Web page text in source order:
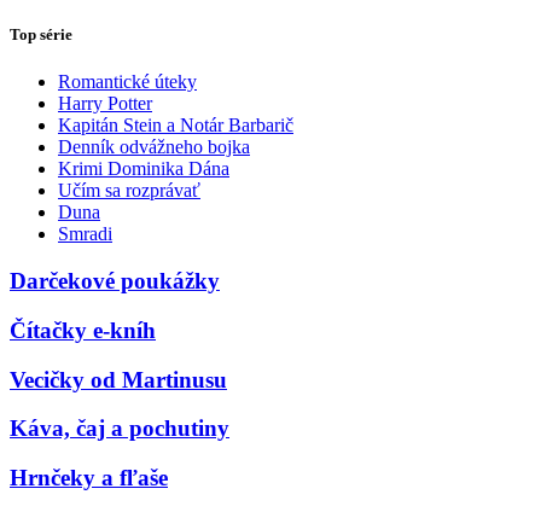
Top série
Romantické úteky
Harry Potter
Kapitán Stein a Notár Barbarič
Denník odvážneho bojka
Krimi Dominika Dána
Učím sa rozprávať
Duna
Smradi
Darčekové poukážky
Čítačky e-kníh
Vecičky od Martinusu
Káva, čaj a pochutiny
Hrnčeky a fľaše